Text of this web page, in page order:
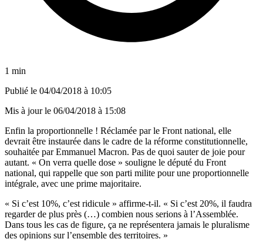
1 min
Publié le 04/04/2018 à 10:05
Mis à jour le 06/04/2018 à 15:08
Enfin la proportionnelle ! Réclamée par le Front national, elle
devrait être instaurée dans le cadre de la réforme constitutionnelle,
souhaitée par Emmanuel Macron. Pas de quoi sauter de joie pour
autant. « On verra quelle dose » souligne le député du Front
national, qui rappelle que son parti milite pour une proportionnelle
intégrale, avec une prime majoritaire.
« Si c’est 10%, c’est ridicule » affirme-t-il. « Si c’est 20%, il faudra
regarder de plus près (…) combien nous serions à l’Assemblée.
Dans tous les cas de figure, ça ne représentera jamais le pluralisme
des opinions sur l’ensemble des territoires. »